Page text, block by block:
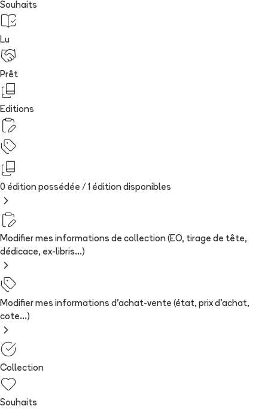
Souhaits
Lu
Prêt
Editions
0 édition possédée / 1 édition disponibles
Modifier mes informations de collection (EO, tirage de tête,
dédicace, ex-libris...)
Modifier mes informations d'achat-vente (état, prix d'achat,
cote...)
Collection
Souhaits